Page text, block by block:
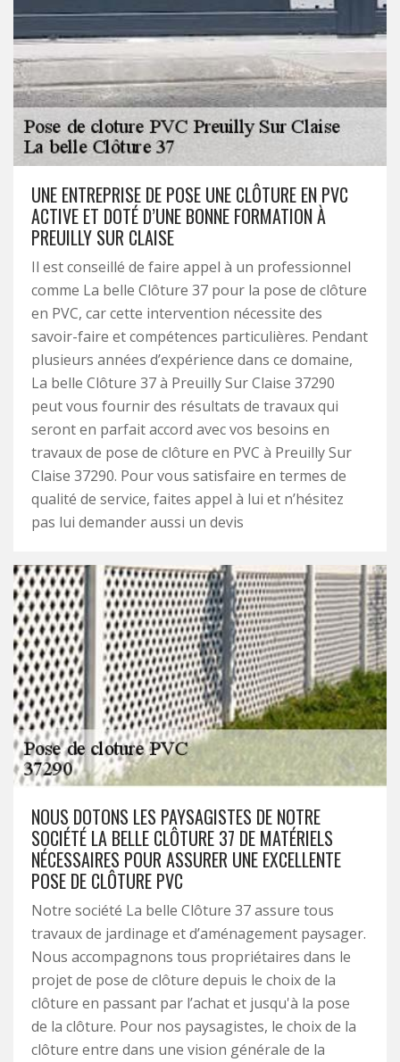
UNE ENTREPRISE DE POSE UNE CLÔTURE EN PVC
ACTIVE ET DOTÉ D’UNE BONNE FORMATION À
PREUILLY SUR CLAISE
Il est conseillé de faire appel à un professionnel
comme La belle Clôture 37 pour la pose de clôture
en PVC, car cette intervention nécessite des
savoir-faire et compétences particulières. Pendant
plusieurs années d’expérience dans ce domaine,
La belle Clôture 37 à Preuilly Sur Claise 37290
peut vous fournir des résultats de travaux qui
seront en parfait accord avec vos besoins en
travaux de pose de clôture en PVC à Preuilly Sur
Claise 37290. Pour vous satisfaire en termes de
qualité de service, faites appel à lui et n’hésitez
pas lui demander aussi un devis
NOUS DOTONS LES PAYSAGISTES DE NOTRE
SOCIÉTÉ LA BELLE CLÔTURE 37 DE MATÉRIELS
NÉCESSAIRES POUR ASSURER UNE EXCELLENTE
POSE DE CLÔTURE PVC
Notre société La belle Clôture 37 assure tous
travaux de jardinage et d’aménagement paysager.
Nous accompagnons tous propriétaires dans le
projet de pose de clôture depuis le choix de la
clôture en passant par l’achat et jusqu'à la pose
de la clôture. Pour nos paysagistes, le choix de la
clôture entre dans une vision générale de la